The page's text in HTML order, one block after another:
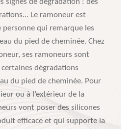
signes de dégradation : des
Le ramoneur est
qui remarque les
du pied de cheminée. Chez
ses ramoneurs sont
dégradations
du pied de cheminée. Pour
ou à l’extérieur de la
vont poser des silicones
efficace et qui supporte la